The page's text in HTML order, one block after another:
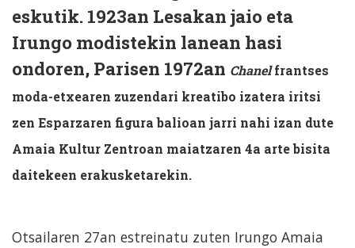
eskutik. 1923an Lesakan jaio eta
Irungo modistekin lanean hasi
ondoren, Parisen 1972an Chanel frantses
moda-etxearen zuzendari kreatibo izatera iritsi
zen Esparzaren figura balioan jarri nahi izan dute
Amaia Kultur Zentroan maiatzaren 4a arte bisita
daitekeen erakusketarekin.
Otsailaren 27an estreinatu zuten Irungo Amaia